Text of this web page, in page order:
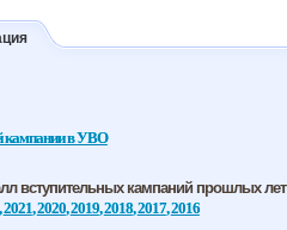
кампании в УВО
вступительных кампаний прошлых лет
2021,2020,2019,2018,2017,2016